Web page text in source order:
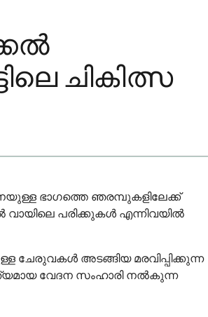
ചികിത്സ
ഭാഗത്തെ ഞരമ്പുകളിലേക്ക്
പരിക്കുകൾ എന്നിവയിൽ
അടങ്ങിയ മരവിപ്പിക്കുന്ന
വേദന സംഹാരി നൽകുന്ന